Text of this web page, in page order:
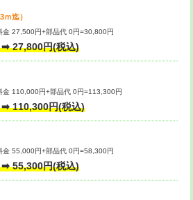
管工事/3ｍ超
埋め戻し作業）
）
上） 66,000円
10㎝まで）
さ10㎝超え）
まで）
ど（中作業）
処理・清掃・修
など（重作業）
33,000円
22,000円+材料費
・デッキ
壁付・デッキ
16,500円+材料費
迄）
金 27,500円+部品代 0円=30,800円
27,800円(税込)
金 110,000円+部品代 0円=113,300円
110,300円(税込)
金 55,000円+部品代 0円=58,300円
55,300円(税込)